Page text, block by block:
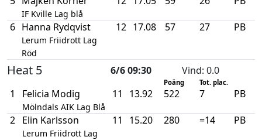
IF Kville Lag blå
6 Hanna Rydqvist
Lerum Friidrott Lag
Röd
12 17.08 57 27 PB
Heat 5 6/6 09:30 Vind: 0.0
Poäng Tot. plac.
1 Felicia Modig
Mölndals AIK Lag Blå
11 13.92 522 7 PB
2 Elin Karlsson
Lerum Friidrott Lag
11 15.20 280 =14 PB